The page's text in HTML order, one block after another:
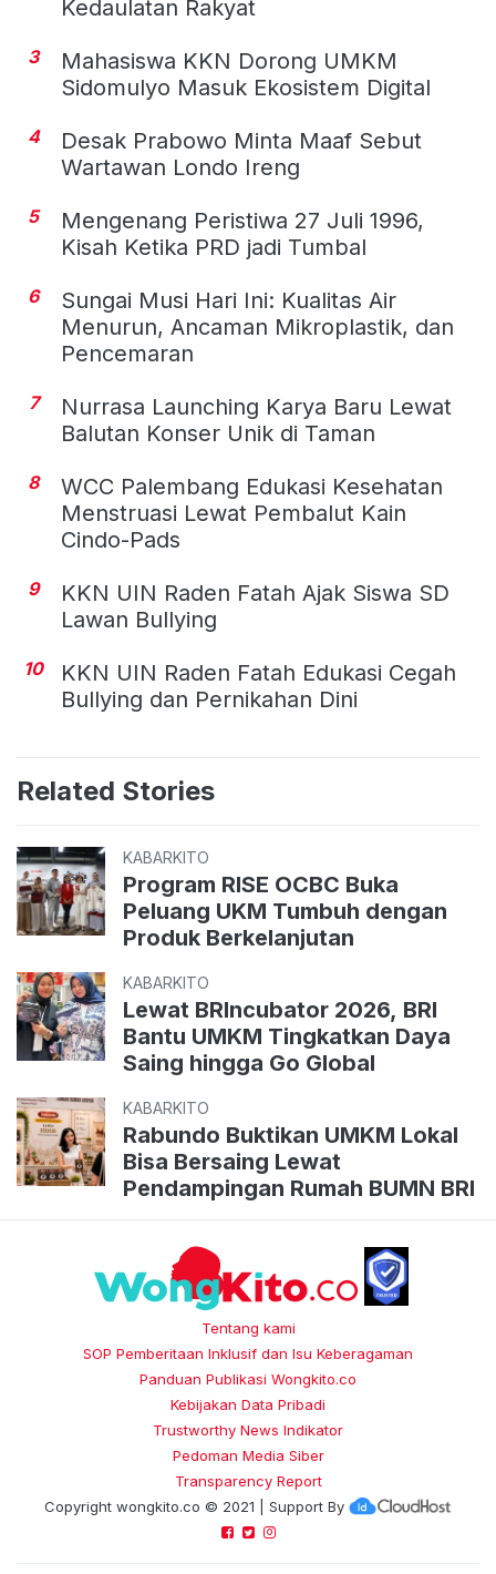
Kedaulatan Rakyat
3
Mahasiswa KKN Dorong UMKM
Sidomulyo Masuk Ekosistem Digital
4
Desak Prabowo Minta Maaf Sebut
Wartawan Londo Ireng
5
Mengenang Peristiwa 27 Juli 1996,
Kisah Ketika PRD jadi Tumbal
6
Sungai Musi Hari Ini: Kualitas Air
Menurun, Ancaman Mikroplastik, dan
Pencemaran
7
Nurrasa Launching Karya Baru Lewat
Balutan Konser Unik di Taman
8
WCC Palembang Edukasi Kesehatan
Menstruasi Lewat Pembalut Kain
Cindo-Pads
9
KKN UIN Raden Fatah Ajak Siswa SD
Lawan Bullying
10
KKN UIN Raden Fatah Edukasi Cegah
Bullying dan Pernikahan Dini
Related Stories
KABARKITO
Program RISE OCBC Buka
Peluang UKM Tumbuh dengan
Produk Berkelanjutan
KABARKITO
Lewat BRIncubator 2026, BRI
Bantu UMKM Tingkatkan Daya
Saing hingga Go Global
KABARKITO
Rabundo Buktikan UMKM Lokal
Bisa Bersaing Lewat
Pendampingan Rumah BUMN BRI
Tentang kami
SOP Pemberitaan Inklusif dan Isu Keberagaman
Panduan Publikasi Wongkito.co
Kebijakan Data Pribadi
Trustworthy News Indikator
Pedoman Media Siber
Transparency Report
Copyright wongkito.co © 2021 | Support By